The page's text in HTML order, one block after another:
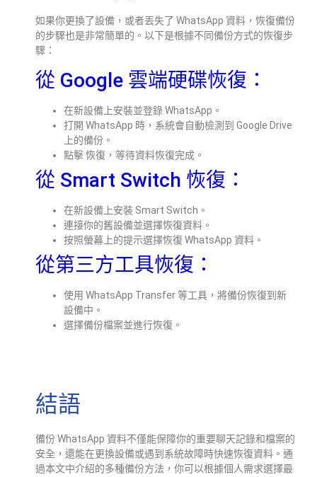
如果你更換了設備，或者丟失了 WhatsApp 資料，恢復備份
的步驟也是非常簡單的。以下是根據不同備份方式的恢復步
驟：
從 Google 雲端硬碟恢復：
在新設備上安裝並登錄 WhatsApp。
打開 WhatsApp 時，系統會自動檢測到 Google Drive
上的備份。
點擊 恢復，等待資料恢復完成。
從 Smart Switch 恢復：
在新設備上安裝 Smart Switch。
連接你的舊設備並選擇恢復資料。
按照螢幕上的提示選擇恢復 WhatsApp 資料。
從第三方工具恢復：
使用 WhatsApp Transfer 等工具，將備份恢復到新
設備中。
選擇備份檔案並進行恢復。
結語
備份 WhatsApp 資料不僅能保障你的重要聊天記錄和檔案的
安全，還能在更換設備或遇到系統故障時快速恢復資料。通
過本文中介紹的多種備份方法，你可以根據個人需求選擇最